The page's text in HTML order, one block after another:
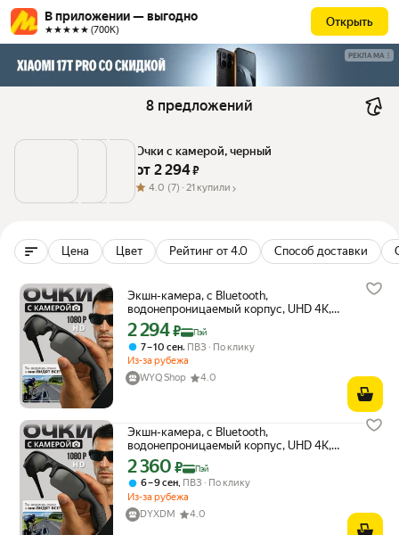
В приложении — выгодно
★★★★★ (700К)
Открыть
РЕКЛАМА
8 предложений
Очки с камерой, черный
от 2 294 ₽
4.0 (7) · 21 купили
Цена Цвет Рейтинг от 4.0 Способ доставки
Экшн-камера, с Bluetooth,
водонепроницаемый корпус, UHD 4К,
защитная коробка
Цена с картой Яндекс Пэй 2294 ₽ вместо
2 294₽ Пэй
7 – 10 сен, ПВЗ
По клику
Из-за рубежа
WYQ Shop
4.0
Экшн-камера, с Bluetooth,
водонепроницаемый корпус, UHD 4К,
защитная коробка
Цена с картой Яндекс Пэй 2360 ₽ вместо
2 360 ₽ Пэй
6 – 9 сен, ПВЗ
По клику
Из-за рубежа
DYXDM
4.0